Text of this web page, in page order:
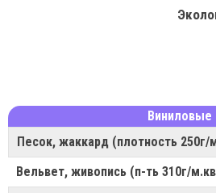
Виниловые
Песок, жаккард (плотность 250г/
Вельвет, живопись (п-ть 310г/